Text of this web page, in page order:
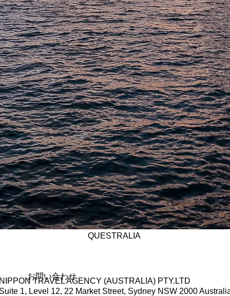
QUESTRALIA
お問い合わせ
TRAVEL AGENCY (AUSTRALIA) PTY.LTD
1, Level 12, 22 Market Street, Sydney NSW 2000